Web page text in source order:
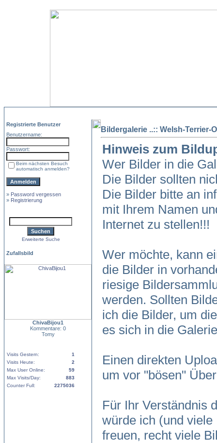
Registrierte Benutzer
Benutzername:
Passwort:
Beim nächsten Besuch
automatisch anmelden?
» Password vergessen
» Registrierung
Erweiterte Suche
Zufallsbild
ChivaBijou1
Kommentare: 0
Tomy
Visits Gestern:
1
Visits Heute:
2
Max User Online:
59
Max Visits/Day:
883
Counter Full:
2275036
Bildergalerie ..:: Welsh-Terrier-
Hinweis zum
Wer Bilder in die
Die Bilder sollten
Die Bilder bitte an
mit Ihrem Namen
Internet zu stellen!!!
Wer möchte, kann
die Bilder in
riesige
werden. Sollten
ich die Bilder, um
es sich in die
Einen direkten
um vor "bösen"
Für Ihr Verständnis
würde ich (und
freuen, recht viele